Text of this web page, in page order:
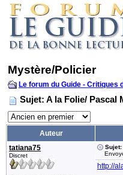
Mystère/Policier
Le forum du Guide - Critiques
Sujet: A la Folie/ Pascal
Auteur
tatiana75
Discret
Sujet:
http://